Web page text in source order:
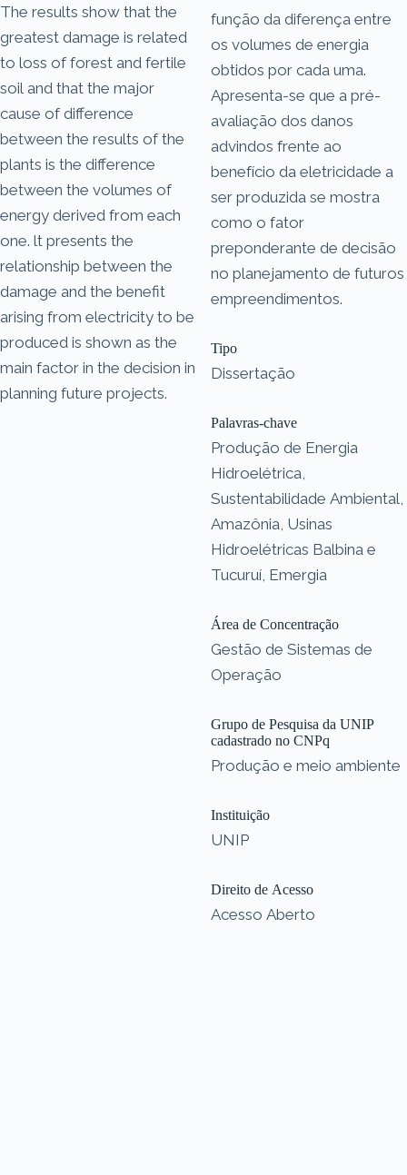
The results show that the
greatest damage is related
to loss of forest and fertile
soil and that the major
cause of difference
between the results of the
plants is the difference
between the volumes of
energy derived from each
one. lt presents the
relationship between the
damage and the benefit
arising from electricity to be
produced is shown as the
main factor in the decision in
planning future projects.
função da diferença entre
os volumes de energia
obtidos por cada uma.
Apresenta-se que a pré-
avaliação dos danos
advindos frente ao
benefício da eletricidade a
ser produzida se mostra
como o fator
preponderante de decisão
no planejamento de futuros
empreendimentos.
Tipo
Dissertação
Palavras-chave
Produção de Energia
Hidroelétrica,
Sustentabilidade Ambiental,
Amazônia, Usinas
Hidroelétricas Balbina e
Tucuruí, Emergia
Área de Concentração
Gestão de Sistemas de
Operação
Grupo de Pesquisa da UNIP
cadastrado no CNPq
Produção e meio ambiente
Instituição
UNIP
Direito de Acesso
Acesso Aberto